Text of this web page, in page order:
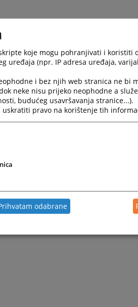
koje mogu pohranjivati i koristiti
uređaja (npr. IP adresa uređaja,
i bez njih web stranica ne bi
neke nisu prijeko neophodne a
budućeg usavršavanja stranice...).
pravo na korištenje tih
odabrane